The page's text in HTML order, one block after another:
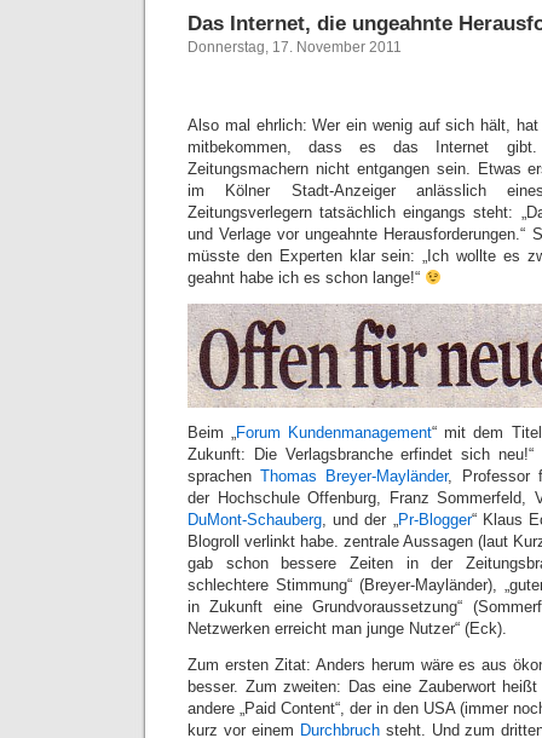
Das Internet, die ungeahnte
Donnerstag, 17. November 2011
Also mal ehrlich: Wer ein wenig auf sich hält,
mitbekommen, dass es das Internet
Zeitungsmachern nicht entgangen sein. Etwas
im Kölner Stadt-Anzeiger anlässlich
Zeitungsverlegern tatsächlich eingangs steht:
und Verlage vor ungeahnte Herausforderungen.“
müsste den Experten klar sein: „Ich wollte es
geahnt habe ich es schon lange!“
Beim „Forum Kundenmanagement“ mit dem
Zukunft: Die Verlagsbranche erfindet sich neu!“
sprachenThomas Breyer-Mayländer, Professor
der Hochschule Offenburg, Franz Sommerfeld,
DuMont-Schauberg, und der „Pr-Blogger“ Klaus
Blogroll verlinkt habe. zentrale Aussagen (laut
gab schon bessere Zeiten in der
schlechtere Stimmung“ (Breyer-Mayländer),
in Zukunft eine Grundvoraussetzung“
Netzwerken erreicht man junge Nutzer“ (Eck).
Zum ersten Zitat: Anders herum wäre es aus
besser. Zum zweiten: Das eine Zauberwort
andere „Paid Content“, der in den USA (immer
kurz vor einem Durchbruchsteht. Und zum